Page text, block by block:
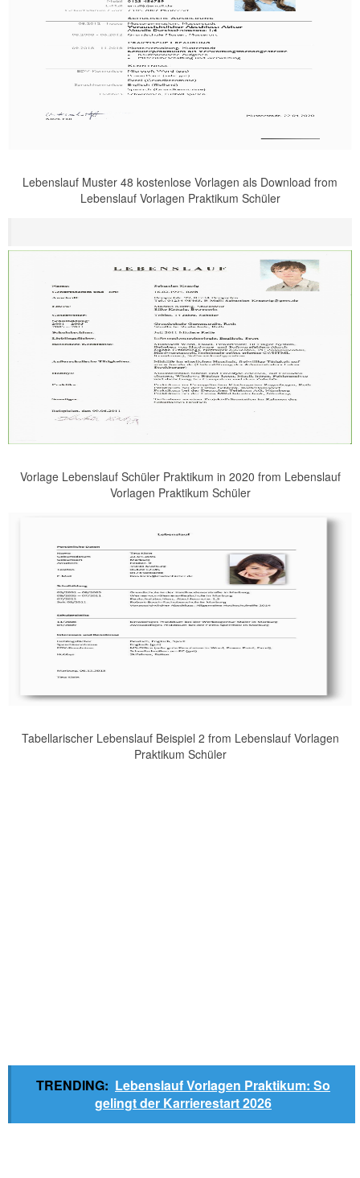
Lebenslauf Muster 48 kostenlose Vorlagen als Download from
Lebenslauf Vorlagen Praktikum Schüler
Vorlage Lebenslauf Schüler Praktikum in 2020 from Lebenslauf
Vorlagen Praktikum Schüler
Tabellarischer Lebenslauf Beispiel 2 from Lebenslauf Vorlagen
Praktikum Schüler
TRENDING: Lebenslauf Vorlagen Praktikum: So
gelingt der Karrierestart 2026